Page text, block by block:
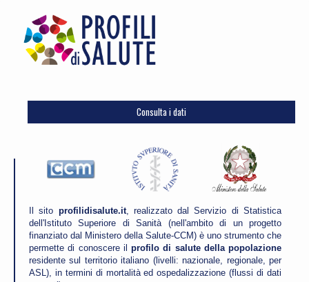
Consulta i dati
Il sito profilidisalute.it, realizzato dal Servizio di Statistica
dell'Istituto Superiore di Sanità (nell'ambito di un progetto
finanziato dal Ministero della Salute-CCM) è uno strumento che
permette di conoscere il profilo di salute della popolazione
residente sul territorio italiano (livelli: nazionale, regionale, per
ASL), in termini di mortalità ed ospedalizzazione (flussi di dati